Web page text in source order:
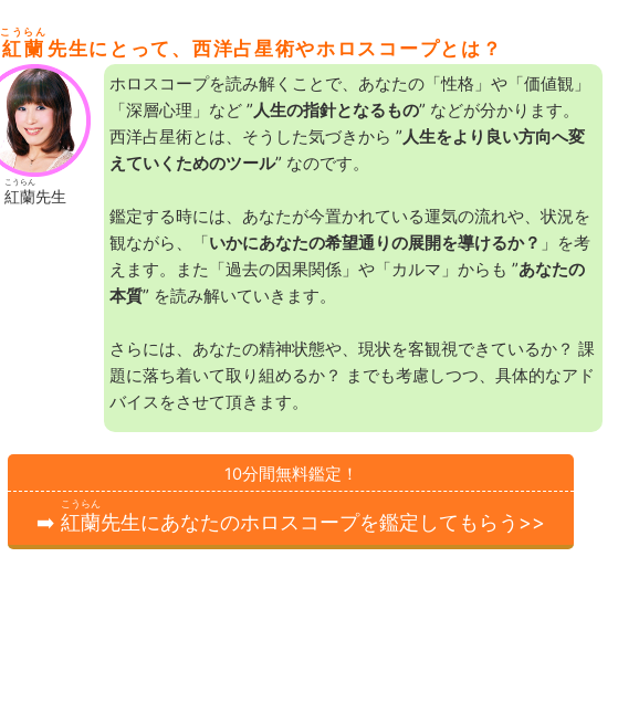
紅蘭
こうらん
先生にとって、西洋占星術やホロスコープとは？
紅蘭
こうらん
先生
ホロスコープを読み解くことで、あなたの「性格」や「価値観」
「深層心理」など ” 人生の指針となるもの” などが分かります。
西洋占星術とは、そうした気づきから ” 人生をより良い方向へ変
えていくためのツール” なのです。
鑑定する時には、あなたが今置かれている運気の流れや、状況を
観ながら、「いかにあなたの希望通りの展開を導けるか？ 」を考
えます。また「過去の因果関係」や「カルマ」からも ”あなたの
本質” を読み解いていきます。
さらには、あなたの精神状態や、現状を客観視できているか？ 課
題に落ち着いて取り組めるか？ までも考慮しつつ、具体的なアド
バイスをさせて頂きます。
10分間無料鑑定！
➡️ 紅蘭
こうらん
先生にあなたのホロスコープを鑑定してもらう>>